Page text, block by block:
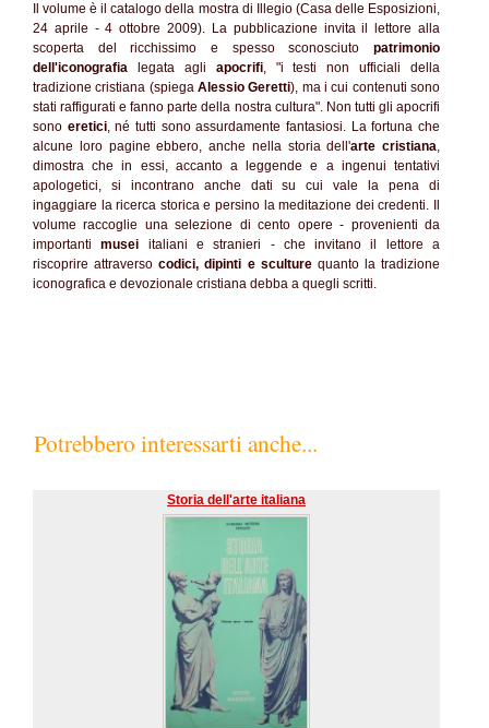
Il volume è il catalogo della mostra di Illegio (Casa delle Esposizioni,
24 aprile - 4 ottobre 2009). La pubblicazione invita il lettore alla
scoperta del ricchissimo e spesso sconosciuto patrimonio
dell'iconografia legata agli apocrifi, "i testi non ufficiali della
tradizione cristiana (spiega Alessio Geretti), ma i cui contenuti sono
stati raffigurati e fanno parte della nostra cultura". Non tutti gli apocrifi
sono eretici, né tutti sono assurdamente fantasiosi. La fortuna che
alcune loro pagine ebbero, anche nella storia dell'arte cristiana,
dimostra che in essi, accanto a leggende e a ingenui tentativi
apologetici, si incontrano anche dati su cui vale la pena di
ingaggiare la ricerca storica e persino la meditazione dei credenti. Il
volume raccoglie una selezione di cento opere - provenienti da
importantimusei italiani e stranieri - che invitano il lettore a
riscoprire attraversocodici, dipinti e sculturequanto la tradizione
iconografica e devozionale cristiana debba a quegli scritti.
Potrebbero interessarti anche...
Storia dell'arte italiana